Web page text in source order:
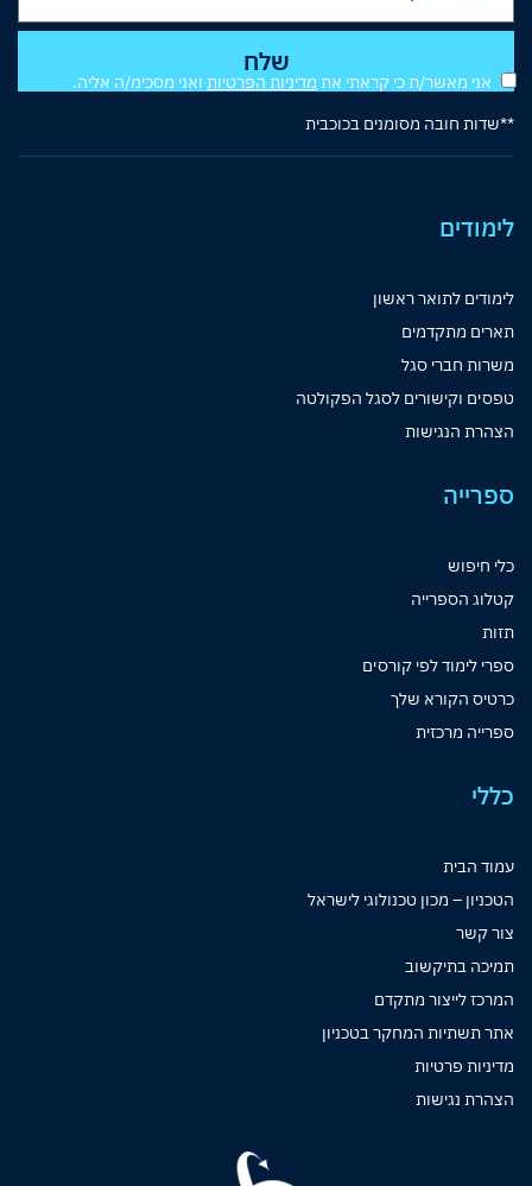
אני מאשר/ת כי קראתי את מדיניות הפרטיות
ואני מסכימ/ה אליה.
**שדות חובה מסומנים בכוכבית
לימודים
לימודים לתואר ראשון
תארים מתקדמים
משרות חברי סגל
טפסים וקישורים לסגל הפקולטה
הצהרת הנגישות
ספרייה
כלי חיפוש
קטלוג הספרייה
תזות
ספרי לימוד לפי קורסים
כרטיס הקורא שלך
ספרייה מרכזית
כללי
עמוד הבית
הטכניון – מכון טכנולוגי לישראל
צור קשר
תמיכה בתיקשוב
המרכז לייצור מתקדם
אתר תשתיות המחקר בטכניון
מדיניות פרטיות
הצהרת נגישות